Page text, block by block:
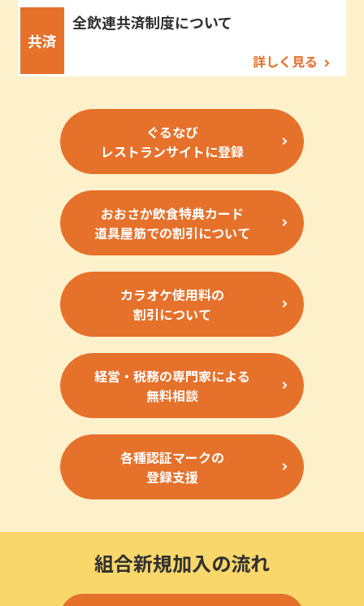
共済
全飲連共済制度について
詳しく見る
ぐるなび
レストランサイトに登録
おおさか飲食特典カード
道具屋筋での割引について
カラオケ使用料の
割引について
経営・税務の専門家による
無料相談
各種認証マークの
登録支援
組合新規加入の流れ